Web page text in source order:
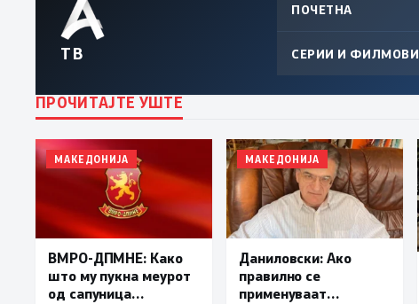
ТВ
ПОЧЕТНА
СЕРИИ И ФИЛМОВИ
ПРОЧИТАЈТЕ УШТЕ
МАКЕДОНИЈА
ВМРО-ДПМНЕ: Како
што му пукна меурот
од сапуница
МАКЕДОНИЈА
Даниловски: Ако
правилно се
применуваат